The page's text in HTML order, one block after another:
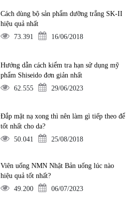
Cách dùng bộ sản phẩm dưỡng trắng SK-II
hiệu quả nhất
73.391
16/06/2018
Hướng dẫn cách kiểm tra hạn sử dụng mỹ
phẩm Shiseido đơn giản nhất
62.555
29/06/2023
Đắp mặt nạ xong thì nên làm gì tiếp theo để
tốt nhất cho da?
50.041
25/08/2018
Viên uống NMN Nhật Bản uống lúc nào
hiệu quả tốt nhất?
49.200
06/07/2023